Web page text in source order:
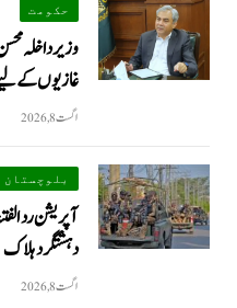
حکومت
وزیرداخلہ
غازیوں کے
اگست 8, 2026
بلوچستان
دہشتگرد ہلاک
اگست 8, 2026